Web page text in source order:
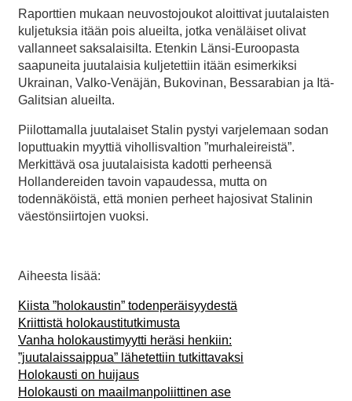
Raporttien mukaan neuvostojoukot aloittivat juutalaisten
kuljetuksia itään pois alueilta, jotka venäläiset olivat
vallanneet saksalaisilta. Etenkin Länsi-Euroopasta
saapuneita juutalaisia kuljetettiin itään esimerkiksi
Ukrainan, Valko-Venäjän, Bukovinan, Bessarabian ja Itä-
Galitsian alueilta.
Piilottamalla juutalaiset Stalin pystyi varjelemaan sodan
loputtuakin myyttiä vihollisvaltion ”murhaleireistä”.
Merkittävä osa juutalaisista kadotti perheensä
Hollandereiden tavoin vapaudessa, mutta on
todennäköistä, että monien perheet hajosivat Stalinin
väestönsiirtojen vuoksi.
Aiheesta lisää:
Kiista ”holokaustin” todenperäisyydestä
Kriittistä holokaustitutkimusta
Vanha holokaustimyytti heräsi henkiin:
”juutalaissaippua” lähetettiin tutkittavaksi
Holokausti on huijaus
Holokausti on maailmanpoliittinen ase